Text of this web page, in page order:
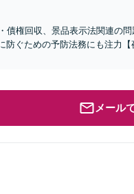
債権回収、景品表示法関連の
ぐための予防法務にも注力
メール